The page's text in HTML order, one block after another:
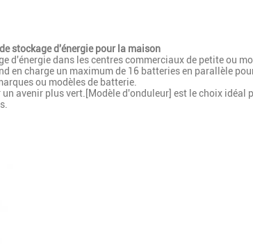
stockage d'énergie pour la maison
d'énergie dans les centres commerciaux de petite ou
en charge un maximum de 16 batteries en parallèle
ou modèles de batterie.
avenir plus vert.[Modèle d'onduleur] est le choix idéal